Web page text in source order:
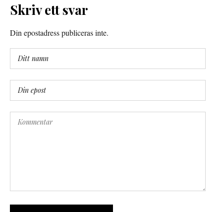
Skriv ett svar
Din epostadress publiceras inte.